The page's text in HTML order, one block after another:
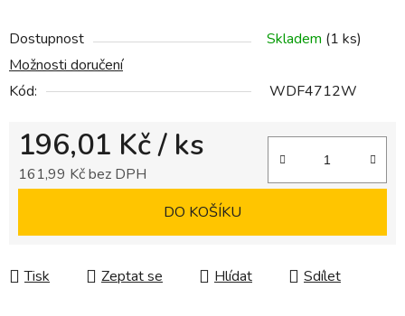
Dostupnost Skladem (1 ks)
Možnosti doručení
Kód:
WDF4712W
196,01 Kč/ ks
161,99 Kč bez DPH
DO KOŠÍKU
Tisk Zeptat se Hlídat Sdílet